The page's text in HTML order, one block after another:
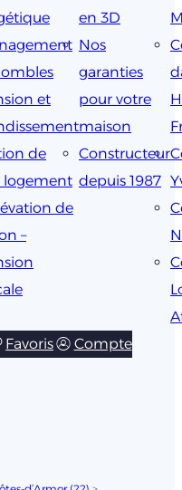
et
de
logement
de
–
en 3D
Nos
garanties
pour votre
maison
Constructeur
depuis 1987
Favoris Compte